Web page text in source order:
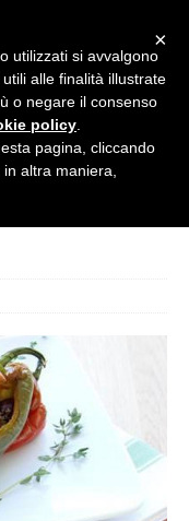
ripieni
×
utilizzati si avvalgono
alle finalità illustrate
o negare il consenso
policy
pagina, cliccando
altra maniera,